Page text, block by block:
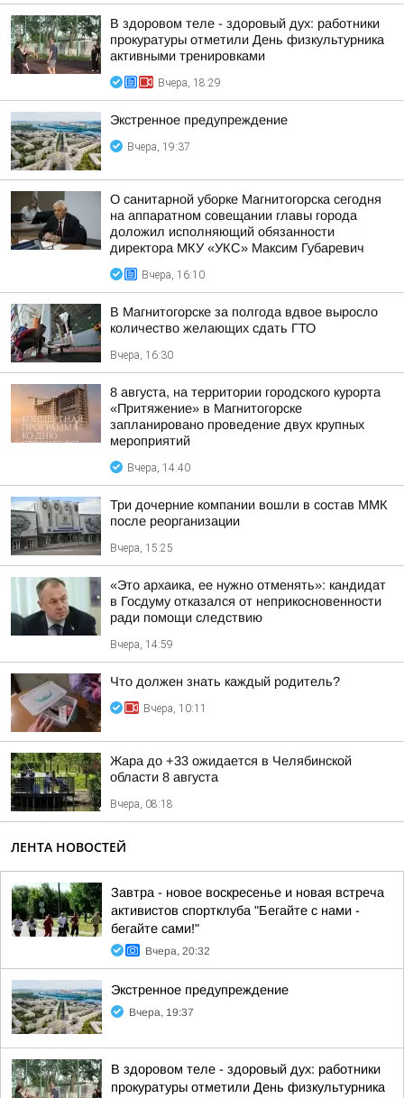
В здоровом теле - здоровый дух: работники
прокуратуры отметили День физкультурника
активными тренировками
Вчера, 18:29
Экстренное предупреждение
Вчера, 19:37
О санитарной уборке Магнитогорска сегодня
на аппаратном совещании главы города
доложил исполняющий обязанности
директора МКУ «УКС» Максим Губаревич
Вчера, 16:10
В Магнитогорске за полгода вдвое выросло
количество желающих сдать ГТО
Вчера, 16:30
8 августа, на территории городского курорта
«Притяжение» в Магнитогорске
запланировано проведение двух крупных
мероприятий
Вчера, 14:40
Три дочерние компании вошли в состав ММК
после реорганизации
Вчера, 15:25
«Это архаика, ее нужно отменять»: кандидат
в Госдуму отказался от неприкосновенности
ради помощи следствию
Вчера, 14:59
Что должен знать каждый родитель?
Вчера, 10:11
Жара до +33 ожидается в Челябинской
области 8 августа
Вчера, 08:18
ЛЕНТА НОВОСТЕЙ
Завтра - новое воскресенье и новая встреча
активистов спортклуба "Бегайте с нами -
бегайте сами!"
Вчера, 20:32
Экстренное предупреждение
Вчера, 19:37
В здоровом теле - здоровый дух: работники
прокуратуры отметили День физкультурника